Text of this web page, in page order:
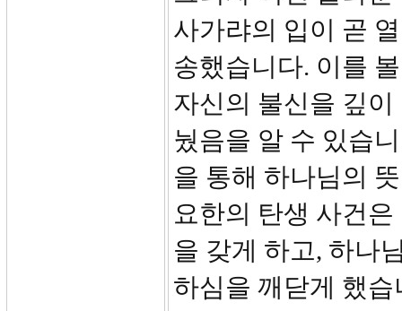
사가랴의 입이 곧
송했습니다. 이를
자신의 불신을 깊
눴음을 알 수 있습
을 통해 하나님의
요한의 탄생 사건
을 갖게 하고, 하나
하심을 깨닫게 했